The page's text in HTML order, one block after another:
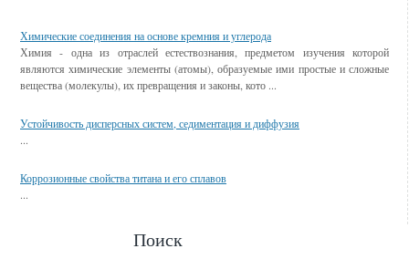
Химические соединения на основе кремния и углерода
Химия - одна из отраслей естествознания, предметом изучения которой
являются химические элементы (атомы), образуемые ими простые и сложные
вещества (молекулы), их превращения и законы, кото ...
Устойчивость дисперсных систем, седиментация и диффузия
...
Коррозионные свойства титана и его сплавов
...
Поиск